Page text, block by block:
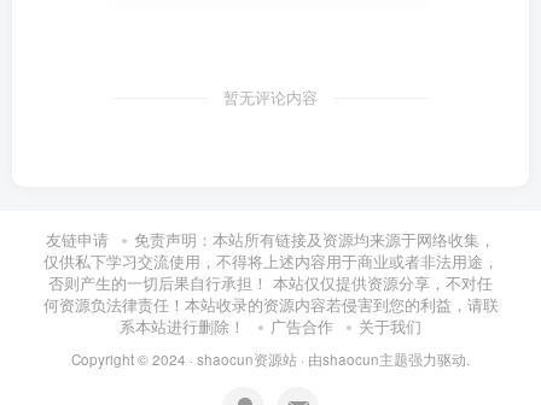
暂无评论内容
友链申请
免责声明：本站所有链接及资源均来源于网络收集，
仅供私下学习交流使用，不得将上述内容用于商业或者非法用途，
否则产生的一切后果自行承担！ 本站仅仅提供资源分享，不对任
何资源负法律责任！本站收录的资源内容若侵害到您的利益，请联
系本站进行删除！
广告合作 关于我们
Copyright © 2024 · shaocun资源站 · 由shaocun主题强力驱动.